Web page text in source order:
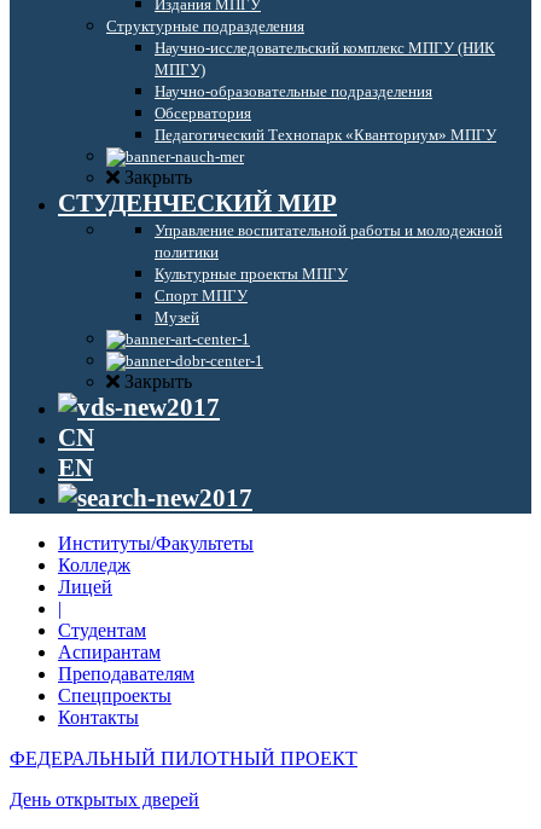
Издания МПГУ
Структурные подразделения
Научно-исследовательский комплекс МПГУ (НИК
МПГУ)
Научно-образовательные подразделения
Обсерватория
Педагогический Технопарк «Кванториум» МПГУ
Закрыть
СТУДЕНЧЕСКИЙ МИР
Управление воспитательной работы и молодежной
политики
Культурные проекты МПГУ
Спорт МПГУ
Музей
Закрыть
CN
EN
Институты/Факультеты
Колледж
Лицей
|
Студентам
Аспирантам
Преподавателям
Спецпроекты
Контакты
ФЕДЕРАЛЬНЫЙ ПИЛОТНЫЙ ПРОЕКТ
День открытых дверей